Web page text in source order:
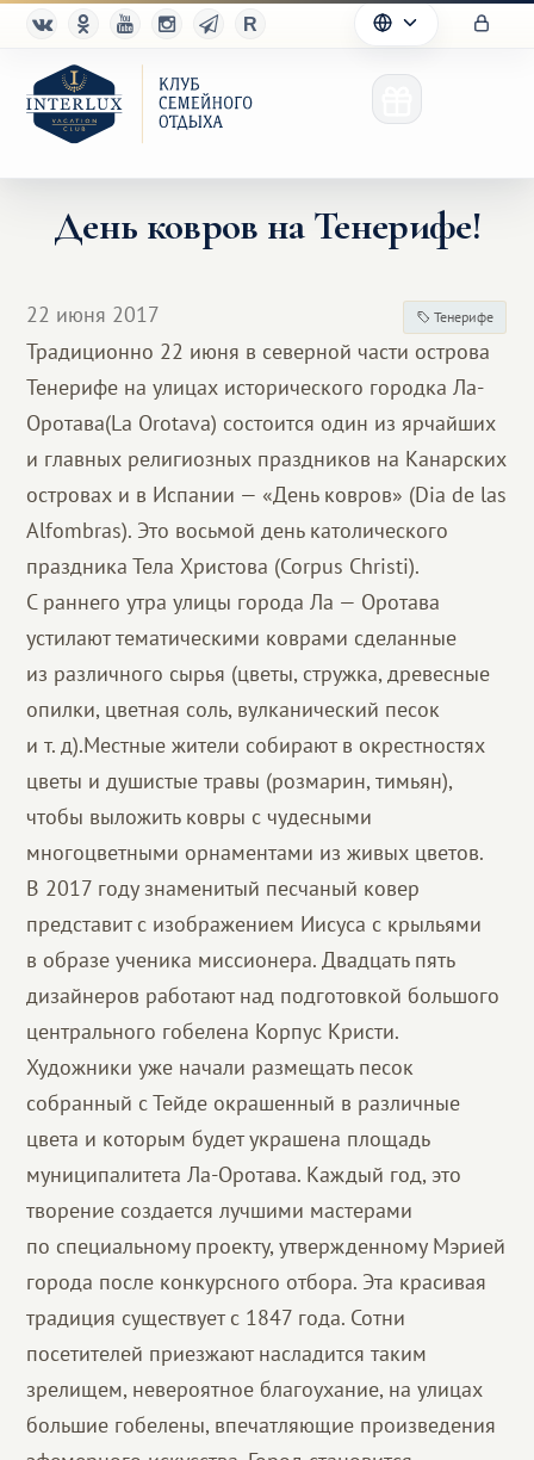
Преимущества
Партнерам
Благотворительность
День ковров на Тенерифе!
22 июня 2017 Тенерифе
Традиционно 22 июня в северной части острова
Тенерифе на улицах исторического городка Ла-
Оротава(La Orotava) состоится один из ярчайших
и главных религиозных праздников на Канарских
островах и в Испании — «День ковров» (Dia de las
Alfombras). Это восьмой день католического
праздника Тела Христова (Corpus Christi).
С раннего утра улицы города Ла — Оротава
устилают тематическими коврами сделанные
из различного сырья (цветы, стружка, древесные
опилки, цветная соль, вулканический песок
и т. д).Местные жители собирают в окрестностях
цветы и душистые травы (розмарин, тимьян),
чтобы выложить ковры с чудесными
многоцветными орнаментами из живых цветов.
В 2017 году знаменитый песчаный ковер
представит с изображением Иисуса с крыльями
в образе ученика миссионера. Двадцать пять
дизайнеров работают над подготовкой большого
центрального гобелена Корпус Кристи.
Художники уже начали размещать песок
собранный с Тейде окрашенный в различные
цвета и которым будет украшена площадь
муниципалитета Ла-Оротава. Каждый год, это
творение создается лучшими мастерами
по специальному проекту, утвержденному Мэрией
города после конкурсного отбора. Эта красивая
традиция существует с 1847 года. Сотни
посетителей приезжают насладится таким
зрелищем, невероятное благоухание, на улицах
большие гобелены, впечатляющие произведения